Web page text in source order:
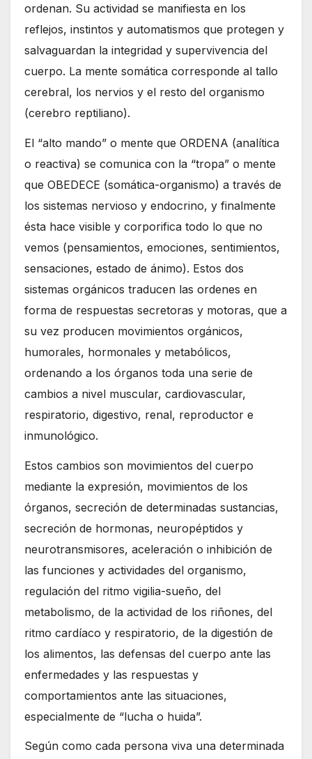
ordenan. Su actividad se manifiesta en los
reflejos, instintos y automatismos que protegen y
salvaguardan la integridad y supervivencia del
cuerpo. La mente somática corresponde al tallo
cerebral, los nervios y el resto del organismo
(cerebro reptiliano).
El “alto mando” o mente que ORDENA (analítica
o reactiva) se comunica con la “tropa” o mente
que OBEDECE (somática-organismo) a través de
los sistemas nervioso y endocrino, y finalmente
ésta hace visible y corporifica todo lo que no
vemos (pensamientos, emociones, sentimientos,
sensaciones, estado de ánimo). Estos dos
sistemas orgánicos traducen las ordenes en
forma de respuestas secretoras y motoras, que a
su vez producen movimientos orgánicos,
humorales, hormonales y metabólicos,
ordenando a los órganos toda una serie de
cambios a nivel muscular, cardiovascular,
respiratorio, digestivo, renal, reproductor e
inmunológico.
Estos cambios son movimientos del cuerpo
mediante la expresión, movimientos de los
órganos, secreción de determinadas sustancias,
secreción de hormonas, neuropéptidos y
neurotransmisores, aceleración o inhibición de
las funciones y actividades del organismo,
regulación del ritmo vigilia-sueño, del
metabolismo, de la actividad de los riñones, del
ritmo cardíaco y respiratorio, de la digestión de
los alimentos, las defensas del cuerpo ante las
enfermedades y las respuestas y
comportamientos ante las situaciones,
especialmente de “lucha o huida”.
Según como cada persona viva una determinada